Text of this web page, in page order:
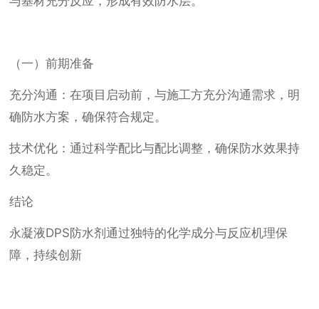
（一）前期准备
充分沟通：在项目启动前，与施工方充分沟通需求，明
确防水方案，确保符合规定。
技术优化：通过科学配比与配比调整，确保防水效果持
久稳定。
结论
永凝液DPS防水剂通过独特的化学成分与反应机理保
障，持续创新